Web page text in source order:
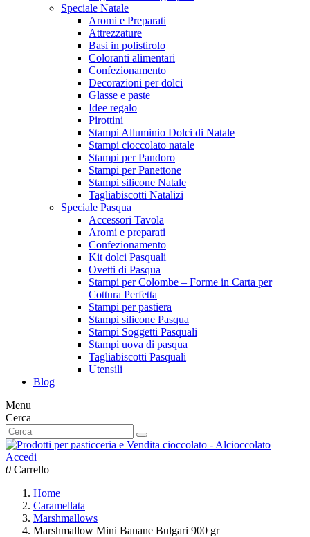
Speciale Natale
Aromi e Preparati
Attrezzature
Basi in polistirolo
Coloranti alimentari
Confezionamento
Decorazioni per dolci
Glasse e paste
Idee regalo
Pirottini
Stampi Alluminio Dolci di Natale
Stampi cioccolato natale
Stampi per Pandoro
Stampi per Panettone
Stampi silicone Natale
Tagliabiscotti Natalizi
Speciale Pasqua
Accessori Tavola
Aromi e preparati
Confezionamento
Kit dolci Pasquali
Ovetti di Pasqua
Stampi per Colombe – Forme in Carta per
Cottura Perfetta
Stampi per pastiera
Stampi silicone Pasqua
Stampi Soggetti Pasquali
Stampi uova di pasqua
Tagliabiscotti Pasquali
Utensili
Blog
Menu
Cerca
Accedi
0 Carrello
Home
Caramellata
Marshmallows
Marshmallow Mini Banane Bulgari 900 gr